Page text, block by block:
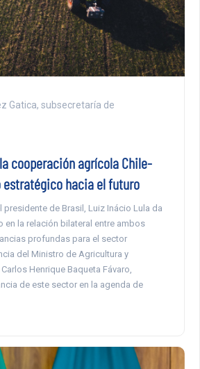
Gatica, subsecretaría de
cooperación agrícola Chile-
estratégico hacia el futuro
presidente de Brasil, Luiz Inácio Lula da
en la relación bilateral entre ambos
profundas para el sector
del Ministro de Agricultura y
Henrique Baqueta Fávaro,
de este sector en la agenda de